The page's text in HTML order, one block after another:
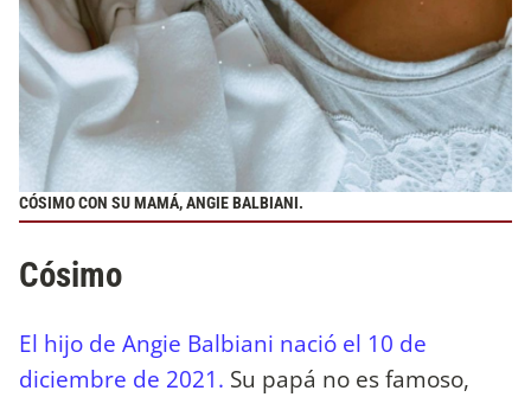
CÓSIMO CON SU MAMÁ, ANGIE BALBIANI.
Cósimo
El hijo de Angie Balbiani nació el 10 de
diciembre de 2021. Su papá no es famoso,